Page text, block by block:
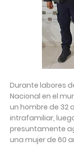
Durante labores
Nacional en el
un hombre de 32
intrafamiliar,
presuntamente
una mujer de 60